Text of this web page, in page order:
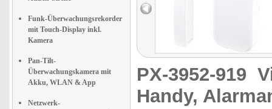
Funk-Überwachungsrekorder
mit Touch-Display inkl.
Kamera
Pan-Tilt-
Überwachungskamera mit
Akku, WLAN & App
Netzwerk-
PX-3952-919
Handy,